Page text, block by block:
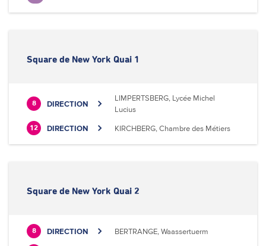
Square de New York Quai 1
8 DIRECTION
LIMPERTSBERG, Lycée Michel
Lucius
12 DIRECTION KIRCHBERG, Chambre des Métiers
Square de New York Quai 2
8 DIRECTION BERTRANGE, Waassertuerm